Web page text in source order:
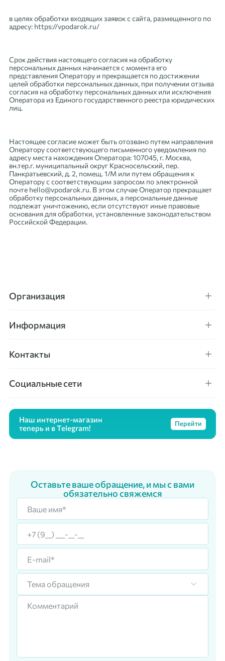
в целях обработки входящих заявок с сайта, размещенного по
адресу: https://vpodarok.ru/
Срок действия настоящего согласия на обработку
персональных данных начинается с момента его
представления Оператору и прекращается по достижении
целей обработки персональных данных, при получении отзыва
согласия на обработку персональных данных или исключения
Оператора из Единого государственного реестра юридических
лиц.
Настоящее согласие может быть отозвано путем направления
Оператору соответствующего письменного уведомления по
адресу места нахождения Оператора: 107045, г. Москва,
вн.тер.г. муниципальный округ Красносельский, пер.
Панкратьевский, д. 2, помещ. 1/М или путем обращения к
Оператору с соответствующим запросом по электронной
почте hello@vpodarok.ru. В этом случае Оператор прекращает
обработку персональных данных, а персональные данные
подлежат уничтожению, если отсутствуют иные правовые
основания для обработки, установленные законодательством
Российской Федерации.
Организация
Информация
Контакты
Социальные сети
Наш интернет-магазин
теперь и в Telegram!
Перейти
Оставьте ваше обращение, и мы с вами
обязательно свяжемся
Тема обращения